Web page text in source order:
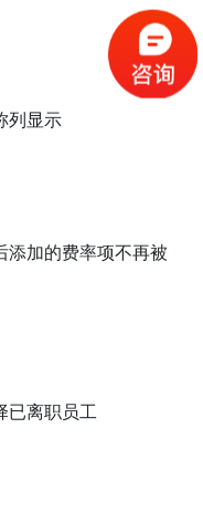
列显示
添加的费率项不再被
已离职员工